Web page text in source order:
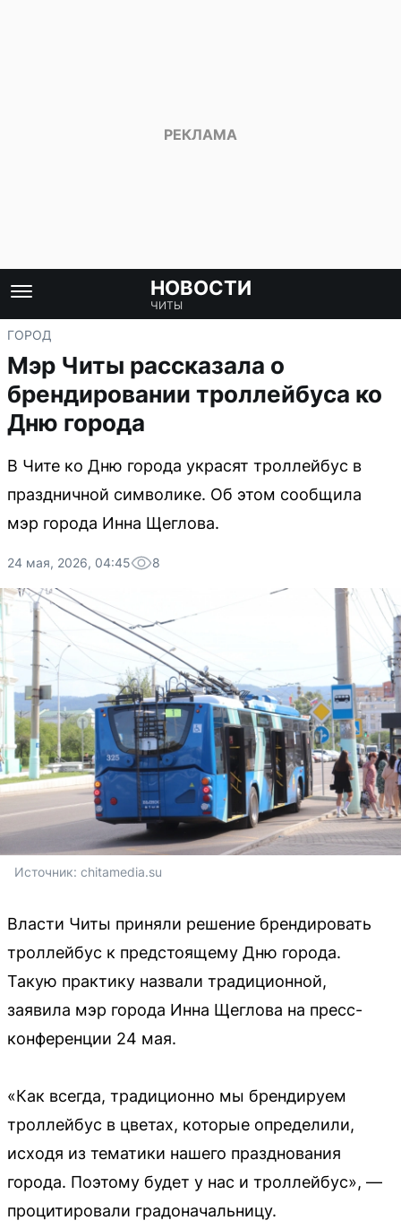
НОВОСТИ
ЧИТЫ
ГОРОД
Мэр Читы рассказала о
брендировании троллейбуса ко
Дню города
В Чите ко Дню города украсят троллейбус в
праздничной символике. Об этом сообщила
мэр города Инна Щеглова.
24 мая, 2026, 04:45 8
Источник: chitamedia.su
Власти Читы приняли решение брендировать
троллейбус к предстоящему Дню города.
Такую практику назвали традиционной,
заявила мэр города Инна Щеглова на пресс-
конференции 24 мая.
«Как всегда, традиционно мы брендируем
троллейбус в цветах, которые определили,
исходя из тематики нашего празднования
города. Поэтому будет у нас и троллейбус», —
процитировали градоначальницу.